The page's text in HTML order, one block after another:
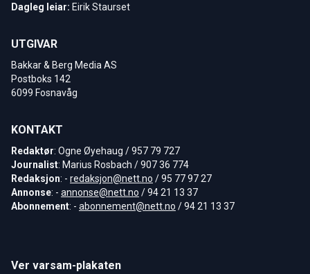
Dagleg leiar: Eirik Staurset
UTGIVAR
Bakkar & Berg Media AS
Postboks 142
6099 Fosnavåg
KONTAKT
Redaktør: Ogne Øyehaug / 957 79 727
Journalist: Marius Rosbach / 907 36 774
Redaksjon: - redaksjon@nett.no / 95 77 97 27
Annonse: - annonse@nett.no / 94 21 13 37
Abonnement: - abonnement@nett.no / 94 21 13 37
Ver varsam-plakaten